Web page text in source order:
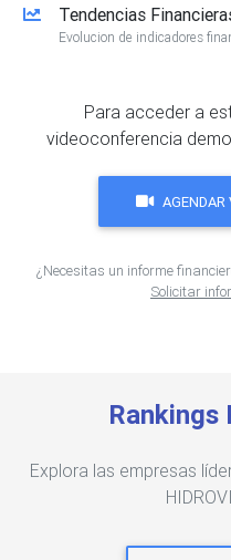
Tendencias
Evolucion de indicadores
Para acceder a
videoconferencia
AGENDAR
¿Necesitas un informe
Solicitar
Rankings
Explora las empresas